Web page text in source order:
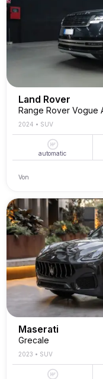
Land Rover
Range Rover Vogue
2024 • SUV
automatic
Von
Maserati
Grecale
2023 • SUV